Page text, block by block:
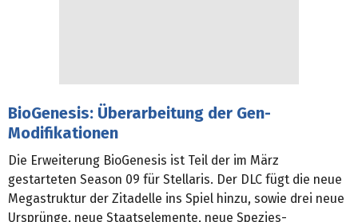
BioGenesis: Überarbeitung der Gen-
Modifikationen
Die Erweiterung BioGenesis ist Teil der im März
gestarteten Season 09 für Stellaris. Der DLC fügt die neue
Megastruktur der Zitadelle ins Spiel hinzu, sowie drei neue
Ursprünge, neue Staatselemente, neue Spezies-